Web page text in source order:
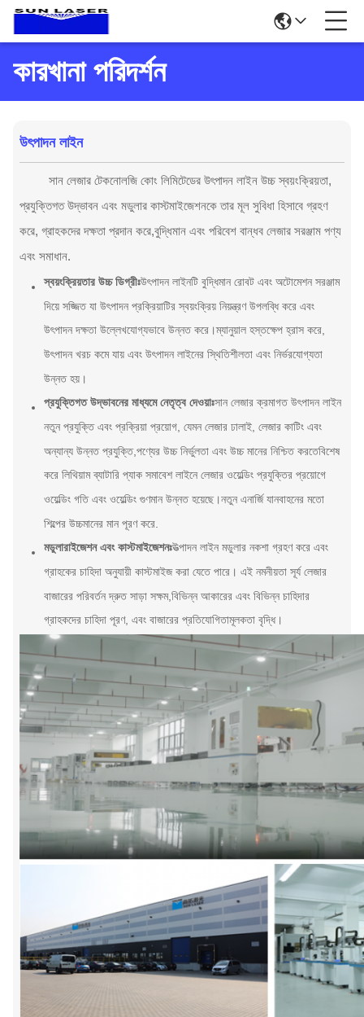
কারখানা পরিদর্শন
উৎপাদন লাইন
সান লেজার টেকনোলজি কোং লিমিটেডের উৎপাদন লাইন উচ্চ স্বয়ংক্রিয়তা,
প্রযুক্তিগত উদ্ভাবন এবং মডুলার কাস্টমাইজেশনকে তার মূল সুবিধা হিসাবে গ্রহণ
করে, গ্রাহকদের দক্ষতা প্রদান করে,বুদ্ধিমান এবং পরিবেশ বান্ধব লেজার সরঞ্জাম পণ্য
এবং সমাধান.
স্বয়ংক্রিয়তার উচ্চ ডিগ্রীঃউৎপাদন লাইনটি বুদ্ধিমান রোবট এবং অটোমেশন সরঞ্জাম
দিয়ে সজ্জিত যা উৎপাদন প্রক্রিয়াটির স্বয়ংক্রিয় নিয়ন্ত্রণ উপলব্ধি করে এবং
উৎপাদন দক্ষতা উল্লেখযোগ্যভাবে উন্নত করে।ম্যানুয়াল হস্তক্ষেপ হ্রাস করে,
উৎপাদন খরচ কমে যায় এবং উৎপাদন লাইনের স্থিতিশীলতা এবং নির্ভরযোগ্যতা
উন্নত হয়।
প্রযুক্তিগত উদ্ভাবনের মাধ্যমে নেতৃত্ব দেওয়াঃসান লেজার ক্রমাগত উৎপাদন লাইন
নতুন প্রযুক্তি এবং প্রক্রিয়া প্রয়োগ, যেমন লেজার ঢালাই, লেজার কাটিং এবং
অন্যান্য উন্নত প্রযুক্তি,পণ্যের উচ্চ নির্ভুলতা এবং উচ্চ মানের নিশ্চিত করতেবিশেষ
করে লিথিয়াম ব্যাটারি প্যাক সমাবেশ লাইনে লেজার ওয়েল্ডিং প্রযুক্তির প্রয়োগে
ওয়েল্ডিং গতি এবং ওয়েল্ডিং গুণমান উন্নত হয়েছে।নতুন এনার্জি যানবাহনের মতো
শিল্পের উচ্চমানের মান পূরণ করে.
মডুলারাইজেশন এবং কাস্টমাইজেশনঃউত্পাদন লাইন মডুলার নকশা গ্রহণ করে এবং
গ্রাহকের চাহিদা অনুযায়ী কাস্টমাইজ করা যেতে পারে। এই নমনীয়তা সূর্য লেজার
বাজারের পরিবর্তন দ্রুত সাড়া সক্ষম,বিভিন্ন আকারের এবং বিভিন্ন চাহিদার
গ্রাহকদের চাহিদা পূরণ, এবং বাজারের প্রতিযোগিতামূলকতা বৃদ্ধি।